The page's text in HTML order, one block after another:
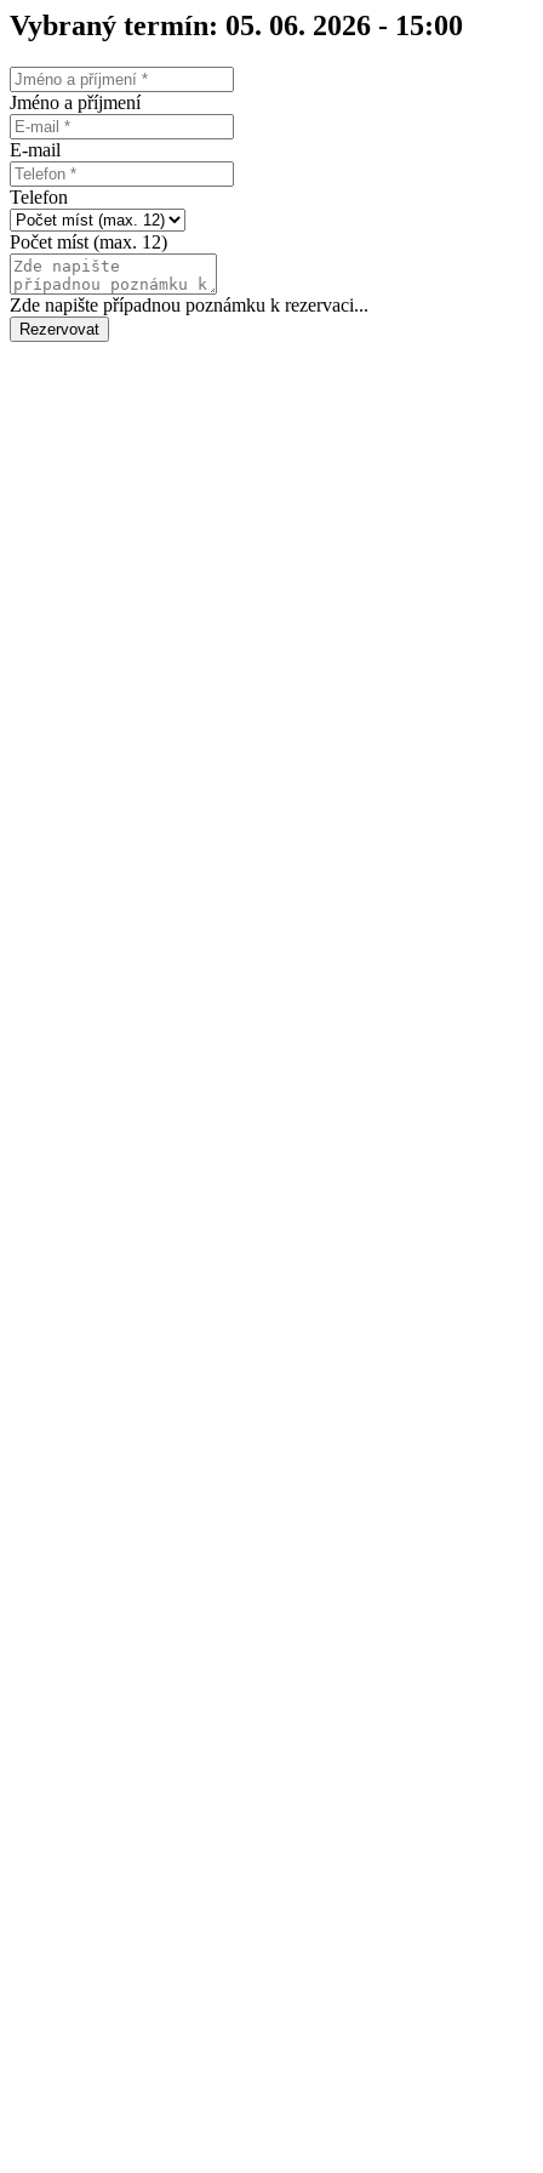
Vybraný termín: 05. 06. 2026 - 15:00
Jméno a příjmení
E-mail
Telefon
Počet míst (max. 12)
Zde napište případnou poznámku k rezervaci...
Rezervovat